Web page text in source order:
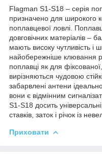
Flagman S1-S18 – серія
призначено для широкого
поплавцевої ловлі.
довговічних матеріалів –
мають високу чутливість і
найобережніше клювання
поплавці як для
вирізняються чудовою
забарвлені ​​антени
вони є відмінним
S1-S18 досить
ставків, заток і річок із
Приховати